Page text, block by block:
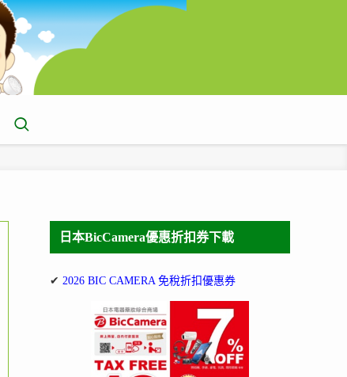
日本BicCamera優惠折扣券下載
✔ 2026 BIC CAMERA 免稅折扣優惠券